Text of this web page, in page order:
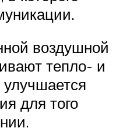
воздушной
тепло- и
для того